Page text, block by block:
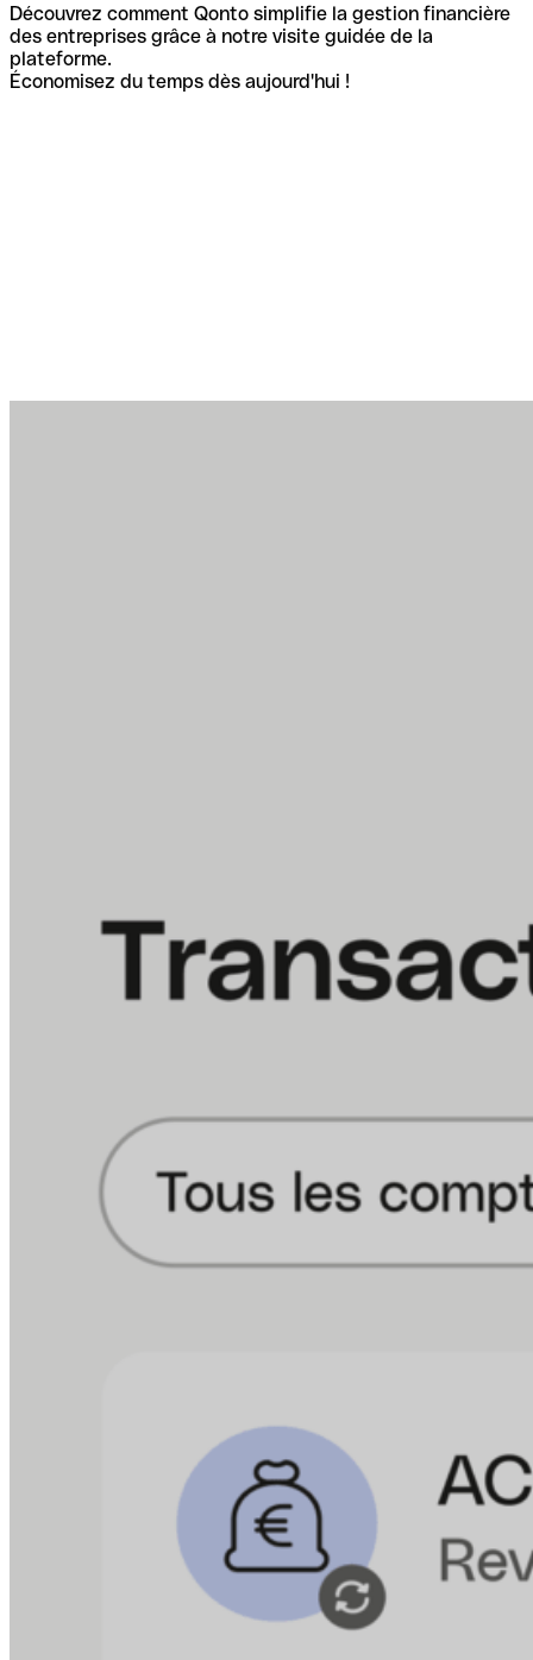
Découvrez comment Qonto simplifie la gestion financière
des entreprises grâce à notre visite guidée de la
plateforme.
Économisez du temps dès aujourd'hui !